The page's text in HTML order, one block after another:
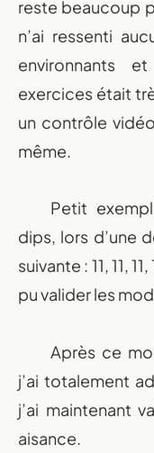
reste beaucoup
n’ai ressenti
environnants
exercices était
un contrôle
même.
Petit
dips, lors d’une
suivante : 11, 11,
pu valider les
Après ce
j’ai totalement
j’ai maintenant
aisance.